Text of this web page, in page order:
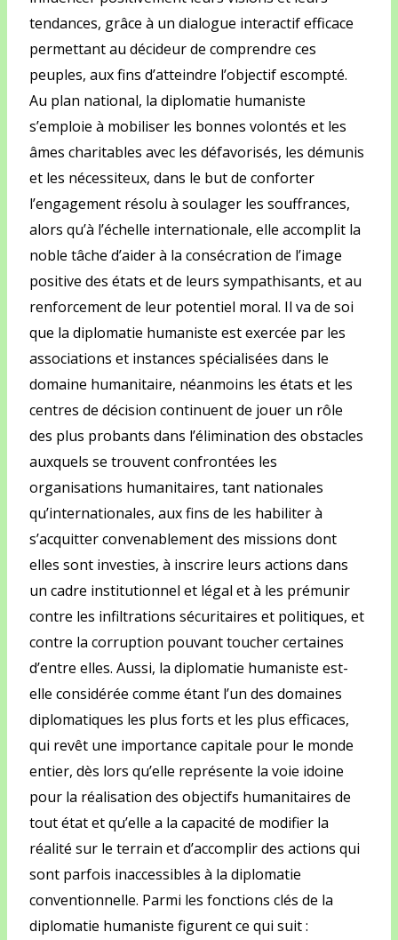
tendances, grâce à un dialogue interactif efficace
permettant au décideur de comprendre ces
peuples, aux fins d’atteindre l’objectif escompté.
Au plan national, la diplomatie humaniste
s’emploie à mobiliser les bonnes volontés et les
âmes charitables avec les défavorisés, les démunis
et les nécessiteux, dans le but de conforter
l’engagement résolu à soulager les souffrances,
alors qu’à l’échelle internationale, elle accomplit la
noble tâche d’aider à la consécration de l’image
positive des états et de leurs sympathisants, et au
renforcement de leur potentiel moral. Il va de soi
que la diplomatie humaniste est exercée par les
associations et instances spécialisées dans le
domaine humanitaire, néanmoins les états et les
centres de décision continuent de jouer un rôle
des plus probants dans l’élimination des obstacles
auxquels se trouvent confrontées les
organisations humanitaires, tant nationales
qu’internationales, aux fins de les habiliter à
s’acquitter convenablement des missions dont
elles sont investies, à inscrire leurs actions dans
un cadre institutionnel et légal et à les prémunir
contre les infiltrations sécuritaires et politiques, et
contre la corruption pouvant toucher certaines
d’entre elles. Aussi, la diplomatie humaniste est-
elle considérée comme étant l’un des domaines
diplomatiques les plus forts et les plus efficaces,
qui revêt une importance capitale pour le monde
entier, dès lors qu’elle représente la voie idoine
pour la réalisation des objectifs humanitaires de
tout état et qu’elle a la capacité de modifier la
réalité sur le terrain et d’accomplir des actions qui
sont parfois inaccessibles à la diplomatie
conventionnelle. Parmi les fonctions clés de la
diplomatie humaniste figurent ce qui suit :